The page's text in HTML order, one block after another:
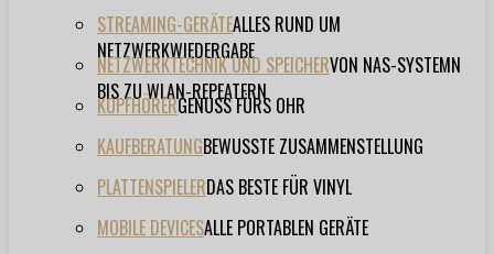
STREAMING-GERÄTEALLES RUND UM
NETZWERKWIEDERGABE
NETZWERKTECHNIK UND SPEICHERVON NAS-SYSTEMN
BIS ZU WLAN-REPEATERN
KOPFHÖRERGENUSS FÜRS OHR
KAUFBERATUNGBEWUSSTE ZUSAMMENSTELLUNG
PLATTENSPIELERDAS BESTE FÜR VINYL
MOBILE DEVICESALLE PORTABLEN GERÄTE